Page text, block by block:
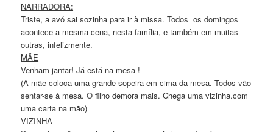
NARRADORA:
Triste, a avó sai sozinha para ir à missa. Todos os domingos
acontece a mesma cena, nesta família, e também em muitas
outras, infelizmente.
MÃE
Venham jantar! Já está na mesa !
(A mãe coloca uma grande sopeira em cima da mesa. Todos vão
sentar-se à mesa. O filho demora mais. Chega uma vizinha.com
uma carta na mão)
VIZINHA